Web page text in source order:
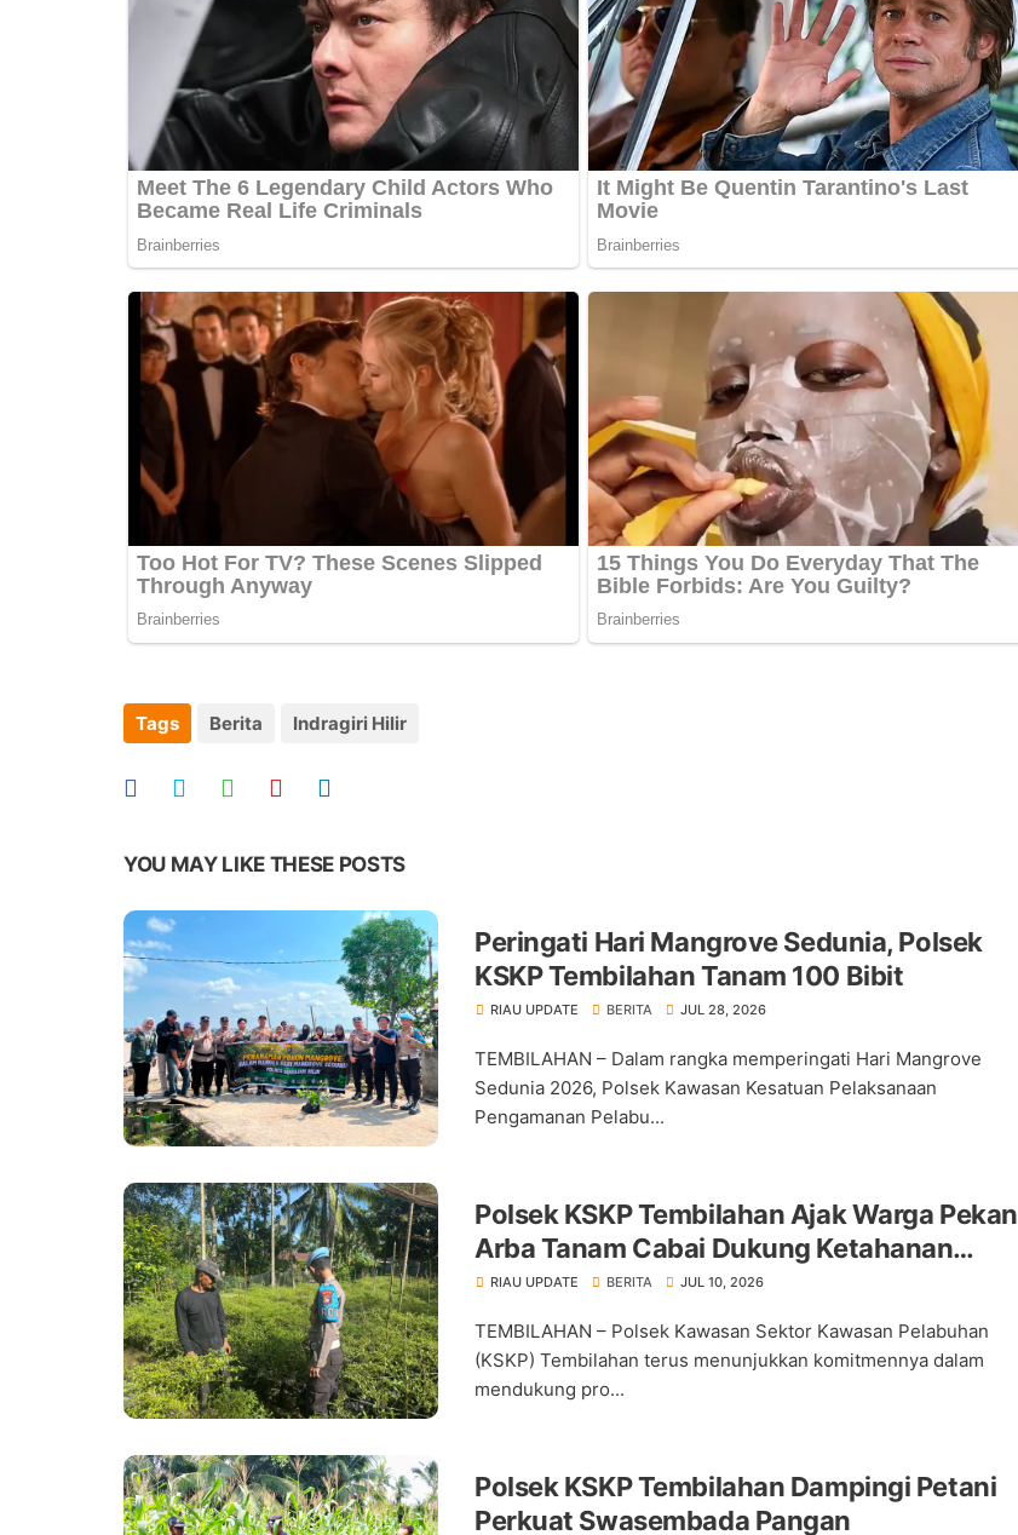
Tags Berita Indragiri Hilir
YOU MAY LIKE THESE POSTS
Peringati Hari Mangrove Sedunia, Polsek
KSKP Tembilahan Tanam 100 Bibit
RIAU UPDATE BERITA JUL 28, 2026
TEMBILAHAN – Dalam rangka memperingati Hari Mangrove
Sedunia 2026, Polsek Kawasan Kesatuan Pelaksanaan
Pengamanan Pelabu...
Polsek KSKP Tembilahan Ajak Warga Pekan
Arba Tanam Cabai Dukung Ketahanan
Pangan
RIAU UPDATE BERITA JUL 10, 2026
TEMBILAHAN – Polsek Kawasan Sektor Kawasan Pelabuhan
(KSKP) Tembilahan terus menunjukkan komitmennya dalam
mendukung pro...
Polsek KSKP Tembilahan Dampingi Petani
Perkuat Swasembada Pangan